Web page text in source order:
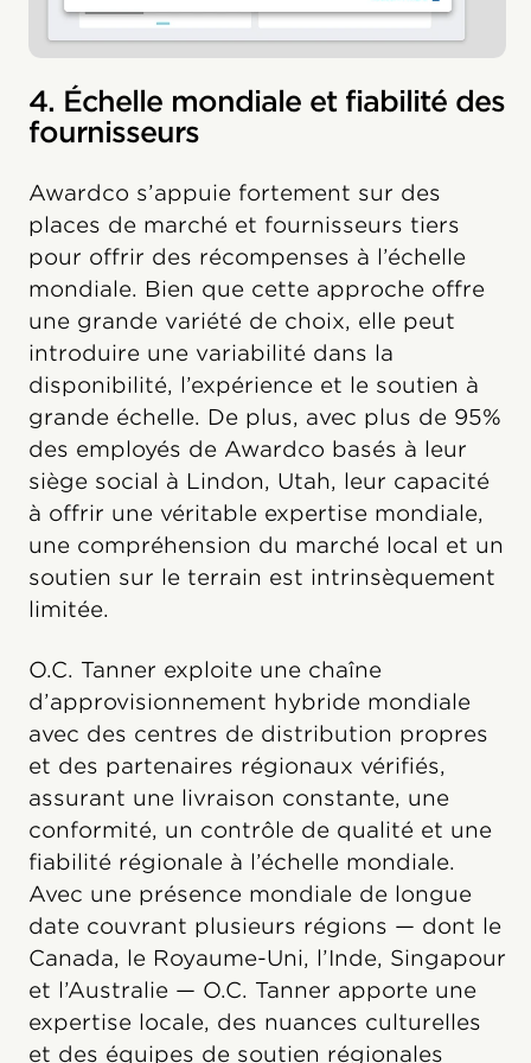
4. Échelle mondiale et fiabilité des
fournisseurs
Awardco s’appuie fortement sur des
places de marché et fournisseurs tiers
pour offrir des récompenses à l’échelle
mondiale. Bien que cette approche offre
une grande variété de choix, elle peut
introduire une variabilité dans la
disponibilité, l’expérience et le soutien à
grande échelle. De plus, avec plus de 95%
des employés de Awardco basés à leur
siège social à Lindon, Utah, leur capacité
à offrir une véritable expertise mondiale,
une compréhension du marché local et un
soutien sur le terrain est intrinsèquement
limitée.
O.C. Tanner exploite une chaîne
d’approvisionnement hybride mondiale
avec des centres de distribution propres
et des partenaires régionaux vérifiés,
assurant une livraison constante, une
conformité, un contrôle de qualité et une
fiabilité régionale à l’échelle mondiale.
Avec une présence mondiale de longue
date couvrant plusieurs régions — dont le
Canada, le Royaume-Uni, l’Inde, Singapour
et l’Australie — O.C. Tanner apporte une
expertise locale, des nuances culturelles
et des équipes de soutien régionales